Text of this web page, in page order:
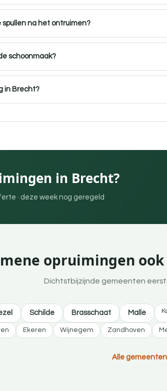
na het ontruimen?
schoonmaak?
in Brecht?
in Brecht?
· deze week nog geregeld
opruimingen
Dichtstbijzijnde gemeenten
Schilde Brasschaat Malle
Ekeren Wijnegem Zandhoven
Alle